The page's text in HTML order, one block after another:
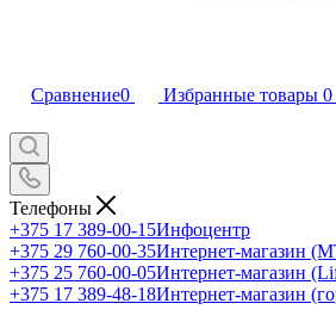
Сравнение0 Избранные товары 0
Телефоны
+375 17 389-00-15Инфоцентр
+375 29 760-00-35Интернет-магазин
+375 25 760-00-05Интернет-магазин
+375 17 389-48-18Интернет-магазин